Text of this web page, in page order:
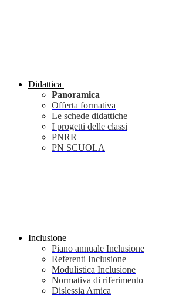
Didattica
Panoramica
Offerta formativa
Le schede didattiche
I progetti delle classi
PNRR
PN SCUOLA
Inclusione
Piano annuale Inclusione
Referenti Inclusione
Modulistica Inclusione
Normativa di riferimento
Dislessia Amica